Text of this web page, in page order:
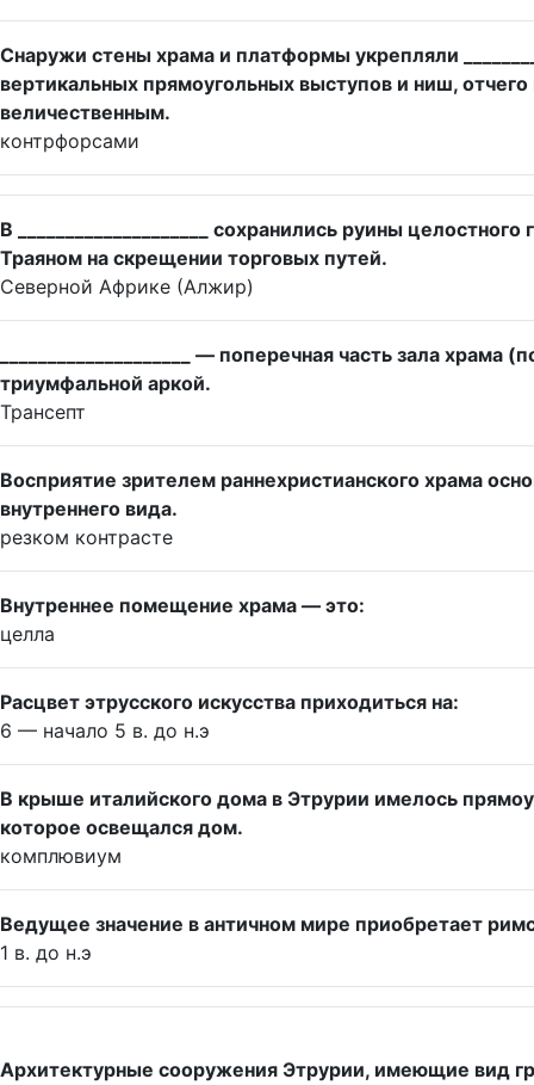
Снаружи стены храма и платформы укрепляли
вертикальных прямоугольных выступов и ниш,
величественным.
контрфорсами
В ____________________ сохранились руины
Траяном на скрещении торговых путей.
Северной Африке (Алжир)
____________________ — поперечная часть зала
триумфальной аркой.
Трансепт
Восприятие зрителем раннехристианского храма
внутреннего вида.
резком контрасте
Внутреннее помещение храма — это:
целла
Расцвет этрусского искусства приходиться на:
6 — начало 5 в. до н.э
В крыше италийского дома в Этрурии имелось
которое освещался дом.
комплювиум
Ведущее значение в античном мире приобретает
1 в. до н.э
Архитектурные сооружения Этрурии, имеющие вид